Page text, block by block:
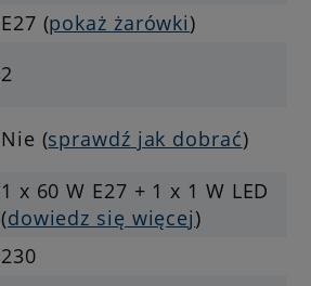
E27 (pokaż żarówki)
2
Nie (sprawdź jak dobrać)
1 x 60 W E27 + 1 x 1 W LED
(dowiedz się więcej)
230